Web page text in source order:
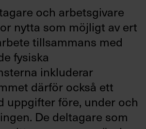
och arbetsgivare
nytta som möjligt av ert
tillsammans med
fysiska
inkluderar
därför också ett
uppgifter före, under och
De deltagare som